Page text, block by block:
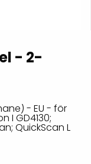
- 2-
- EU - för
I GD4130;
QuickScan L